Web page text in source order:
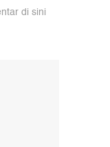
di sini